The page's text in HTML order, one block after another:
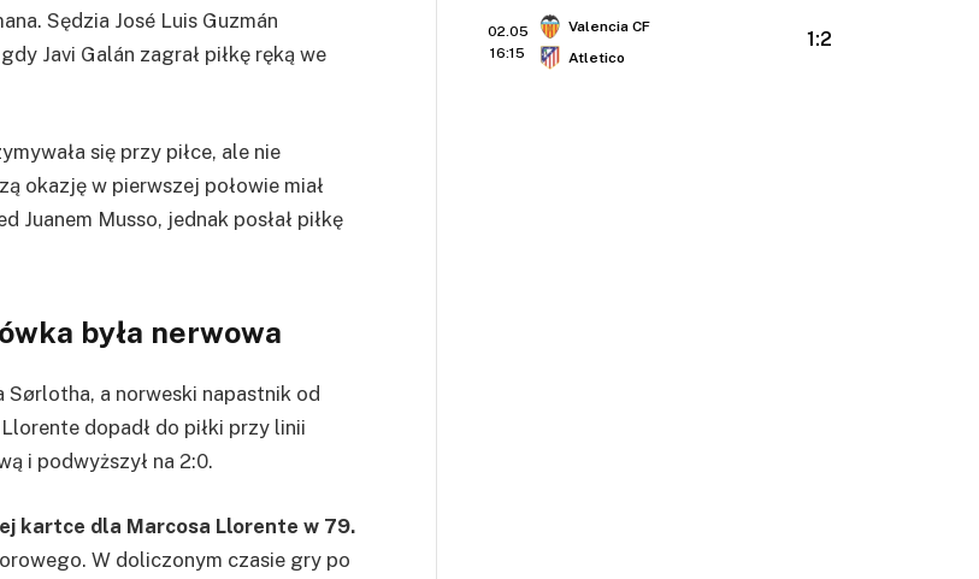
Sędzia José Luis Guzmán
Javi Galán zagrał piłkę ręką we
się przy piłce, ale nie
okazję w pierwszej połowie miał
Juanem Musso, jednak posłał piłkę
była nerwowa
Sørlotha, a norweski napastnik od
dopadł do piłki przy linii
i podwyższył na 2:0.
kartce dla Marcosa Llorente w 79.
W doliczonym czasie gry po
02.05
16:15
Valencia CF
Atletico
1:2